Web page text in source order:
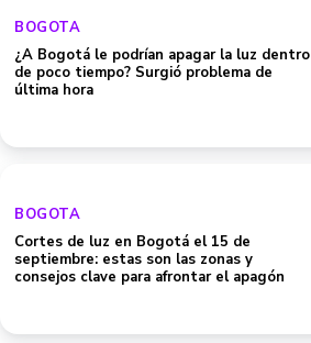
BOGOTA
¿A Bogotá le podrían apagar la luz dentro
de poco tiempo? Surgió problema de
última hora
BOGOTA
Cortes de luz en Bogotá el 15 de
septiembre: estas son las zonas y
consejos clave para afrontar el apagón